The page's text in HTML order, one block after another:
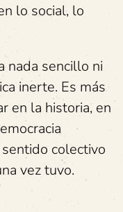
lo social, lo
nada sencillo ni
inerte. Es más
en la historia, en
colectivo
vez tuvo.